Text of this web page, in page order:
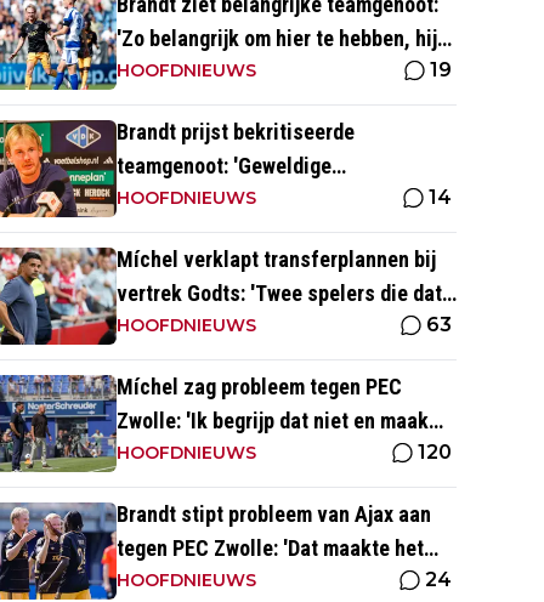
'Zo belangrijk om hier te hebben, hij
heeft je rug'
HOOFDNIEUWS 19
Brandt prijst bekritiseerde
teamgenoot: 'Geweldige
diepteloopacties en timing'
HOOFDNIEUWS 14
Míchel verklapt transferplannen bij
vertrek Godts: 'Twee spelers die dat
hebben'
HOOFDNIEUWS 63
Míchel zag probleem tegen PEC
Zwolle: 'Ik begrijp dat niet en maak
mij daar zorgen om'
HOOFDNIEUWS 120
Brandt stipt probleem van Ajax aan
tegen PEC Zwolle: 'Dat maakte het
voor ons lastiger'
HOOFDNIEUWS 24